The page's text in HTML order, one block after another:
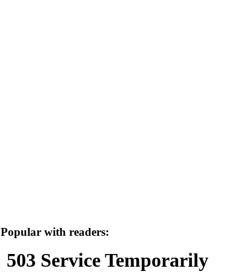
Popular with readers:
503 Service Temporarily